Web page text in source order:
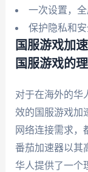
一次设置，全
保护隐私和安
国服游戏加
国服游戏的
对于在海外的华
效的国服游戏加
网络连接需求，
番茄加速器以其
华人提供了一个